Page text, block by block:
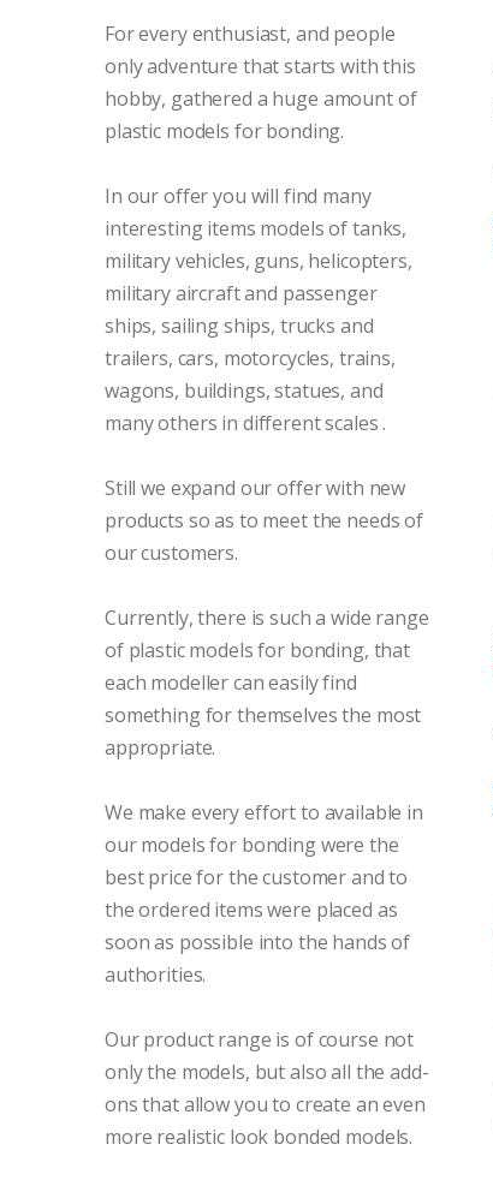
For every enthusiast, and people
only adventure that starts with this
hobby, gathered a huge amount of
plastic models for bonding.
In our offer you will find many
interesting items models of tanks,
military vehicles, guns, helicopters,
military aircraft and passenger
ships, sailing ships, trucks and
trailers, cars, motorcycles, trains,
wagons, buildings, statues, and
many others in different scales.
Still we expand our offer with new
products so as to meet the needs of
our customers.
Currently, there is such a wide range
of plastic models for bonding, that
each modeller can easily find
something for themselves the most
appropriate.
We make every effort to available in
our models for bonding were the
best price for the customer and to
the ordered items were placed as
soon as possible into the hands of
authorities.
Our product range is of course not
only the models, but also all the add-
ons that allow you to create an even
more realistic look bonded models.